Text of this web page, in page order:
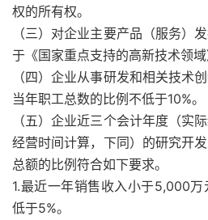
权的所有权。
（三）对企业主要产品（服务）
于《国家重点支持的高新技术领域
（四）企业从事研发和相关技术
当年职工总数的比例不低于10%。
（五）企业近三个会计年度（实
经营时间计算，下同）的研究开
总额的比例符合如下要求。
1.最近一年销售收入小于5,000
低于5%。